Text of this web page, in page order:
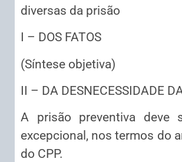
diversas da prisão
I – DOS FATOS
(Síntese objetiva)
II – DA DESNECESSIDADE
A prisão preventiva deve
excepcional, nos termos do
do CPP.